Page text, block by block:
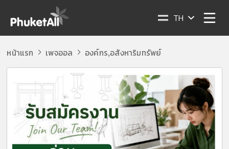
TH
หน้าแรก เพจออล องค์กร,อสังหาริมทรัพย์